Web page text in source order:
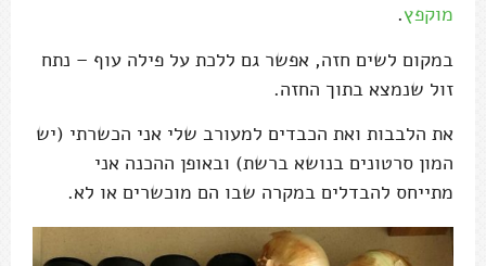
מוקפץ.
במקום לשים חזה, אפשר גם ללכת על פילה עוף – נתח
זול שנמצא בתוך החזה.
את הלבבות ואת הכבדים למעורב שלי אני הכשרתי (יש
המון סרטונים בנושא ברשת) ובאופן ההכנה אני
מתייחס להבדלים במקרה שבו הם מוכשרים או לא.